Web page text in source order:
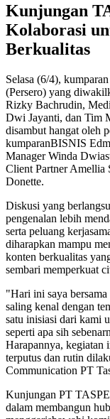
Kunjungan
Kolaborasi
Berkualitas
Selasa (6/4),
(Persero) yang
Rizky Bachrudin,
Dwi Jayanti, dan Tim
disambut hangat oleh
kumparanBISNIS
Manager Winda
Client Partner Amellia
Donette.
Diskusi yang
pengenalan lebih
serta peluang
diharapkan mampu
konten berkualitas
sembari memperkuat
"Hari ini saya
saling kenal dengan
satu inisiasi dari kami
seperti apa sih
Harapannya, kegiatan
terputus dan rutin
Communication PT
Kunjungan PT
dalam membangun